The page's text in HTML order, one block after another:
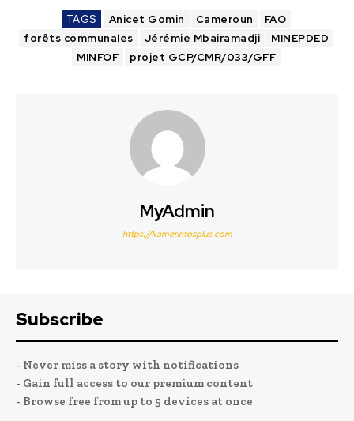
TAGS Anicet Gomin Cameroun
FAO
forêts communales
Jérémie Mbairamadji
MINEPDED
MINFOF
projet GCP/CMR/033/GFF
MyAdmin
https://kamerinfosplus.com
Subscribe
- Never miss a story with notifications
- Gain full access to our premium content
- Browse free from up to 5 devices at once